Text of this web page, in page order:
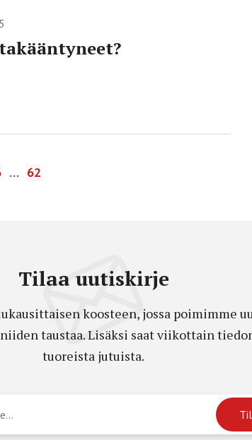
… 62
Tilaa uutiskirje
koosteen, jossa poimimme
taustaa. Lisäksi saat viikottain
tuoreista jutuista.